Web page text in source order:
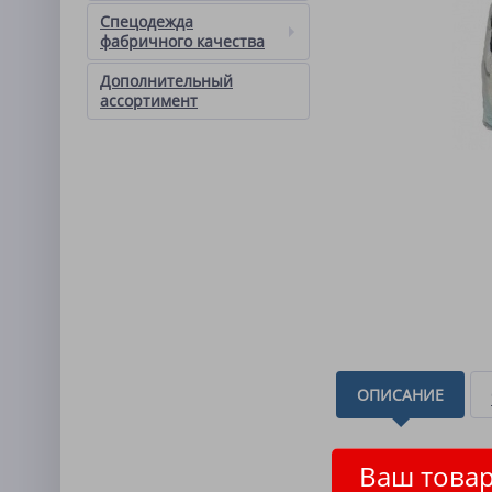
Ваш
Спецодежда
фабричного качества
Дополнительный
ассортимент
ОПИСАНИЕ
Состав
Состав ткани: от